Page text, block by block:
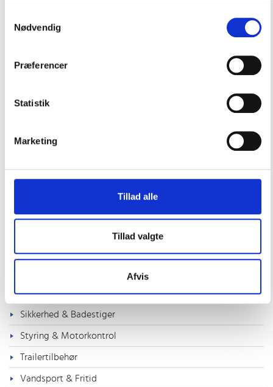
Nødvendig
Præferencer
Statistik
Marketing
Tillad alle
Tillad valgte
Afvis
Køleskab/frys
Varmtvandsbeholdere
Ventilation
Rig, dæksudstyr & Tovværk
Sejlertøj & Sko
Sikkerhed & Badestiger
Styring & Motorkontrol
Trailertilbehør
Vandsport & Fritid